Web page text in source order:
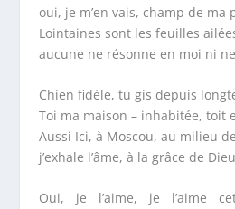
oui, je m’en vais, champ de ma
Lointaines sont les feuilles
aucune ne résonne en moi ni
Chien fidèle, tu gis depuis
Toi ma maison – inhabitée, toit
Aussi Ici, à Moscou, au milieu
j’exhale l’âme, à la grâce de
Oui, je l’aime, je l’aime